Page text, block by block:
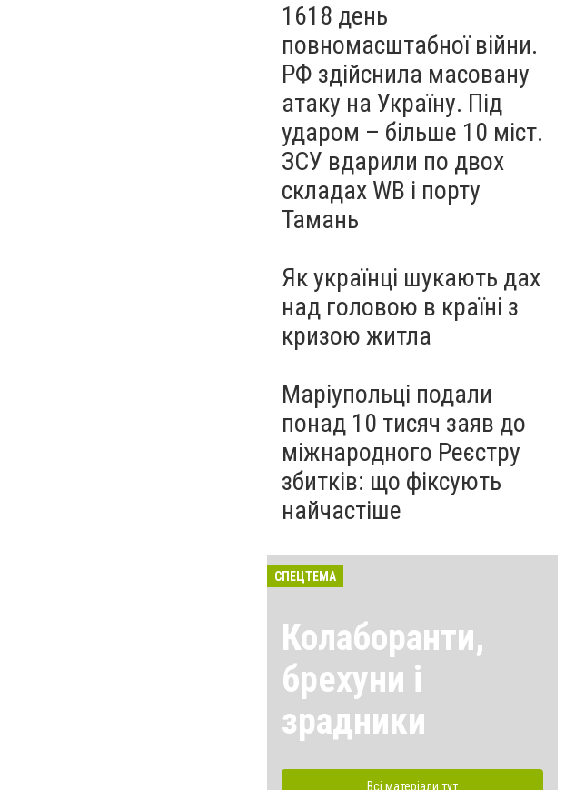
1618 день
повномасштабної війни.
РФ здійснила масовану
атаку на Україну. Під
ударом – більше 10 міст.
ЗСУ вдарили по двох
складах WB і порту
Тамань
Як українці шукають дах
над головою в країні з
кризою житла
Маріупольці подали
понад 10 тисяч заяв до
міжнародного Реєстру
збитків: що фіксують
найчастіше
СПЕЦТЕМА
Колаборанти,
брехуни і
зрадники
Всі матеріали тут